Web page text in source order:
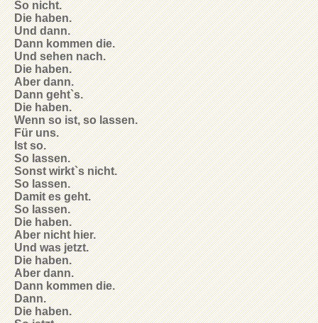
So nicht.
Die haben.
Und dann.
Dann kommen die.
Und sehen nach.
Die haben.
Aber dann.
Dann geht`s.
Die haben.
Wenn so ist, so lassen.
Für uns.
Ist so.
So lassen.
Sonst wirkt`s nicht.
So lassen.
Damit es geht.
So lassen.
Die haben.
Aber nicht hier.
Und was jetzt.
Die haben.
Aber dann.
Dann kommen die.
Dann.
Die haben.